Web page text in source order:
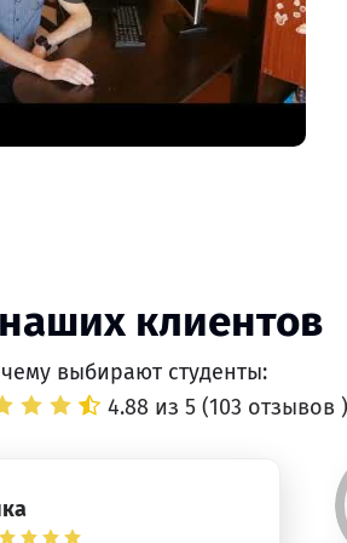
клиентов
выбирают студенты:
4.88 из 5 (103 отзывов )